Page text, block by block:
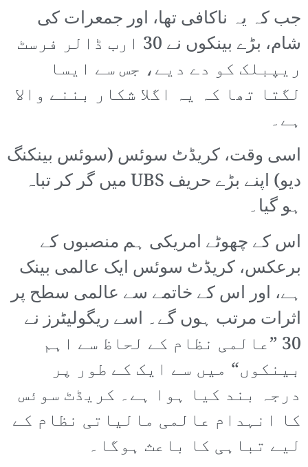
جب کہ یہ ناکافی تھا، اور جمعرات کی
شام، بڑے بینکوں نے 30 ارب ڈالر فرسٹ
ریپبلک کو دے دیے، جس سے ایسا
لگتا تھا کہ یہ اگلا شکار بننے والا
ہے۔
اسی وقت، کریڈٹ سوئس (سوئس بینکنگ
دیو) اپنے بڑے حریف UBS میں گر کر تباہ
ہو گیا۔
اس کے چھوٹے امریکی ہم منصبوں کے
برعکس، کریڈٹ سوئس ایک عالمی بینک
ہے، اور اس کے خاتمے سے عالمی سطح پر
اثرات مرتب ہوں گے۔ اسے ریگولیٹرز نے
30 ”عالمی نظام کے لحاظ سے اہم
بینکوں“ میں سے ایک کے طور پر
درجہ بند کیا ہوا ہے۔ کریڈٹ سوئس
کا انہدام عالمی مالیاتی نظام کے
لیے تباہی کا باعث ہوگا۔